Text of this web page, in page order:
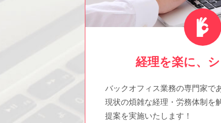
経理を楽に、
バックオフィス業務の専門家で
現状の煩雑な経理・労務体制を
提案を実施いたします！